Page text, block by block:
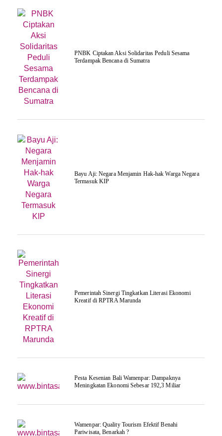
PNBK Ciptakan Aksi Solidaritas Peduli Sesama
Terdampak Bencana di Sumatra
Bayu Aji: Negara Menjamin Hak-hak Warga Negara
Termasuk KIP
Pemerintah Sinergi Tingkatkan Literasi Ekonomi
Kreatif di RPTRA Marunda
Pesta Kesenian Bali Wamenpar: Dampaknya
Meningkatan Ekonomi Sebesar 192,3 Miliar
Wamenpar: Quality Tourism Efektif Benahi
Pariwisata, Benarkah ?